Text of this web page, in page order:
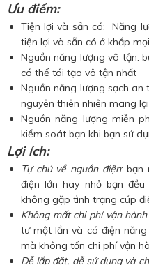
Ưu điểm:
Tiện lợi và sẵn có: Năng
tiện lợi và sẵn có ở khắp
Nguồn năng lượng vô tận:
có thể tái tạo vô tận nhất
Nguồn năng lượng sạch
nguyên thiên nhiên mang
Nguồn năng lượng miễn
kiểm soát bạn khi bạn sử
Lợi ích:
Tự chủ về nguồn điện: bạn
điện lớn hay nhỏ bạn
không gặp tình trạng cúp
Không mất chi phí vận hành
tư một lần và có điện
mà không tốn chi phí vận
Dễ lắp đặt, dễ sử dụng và